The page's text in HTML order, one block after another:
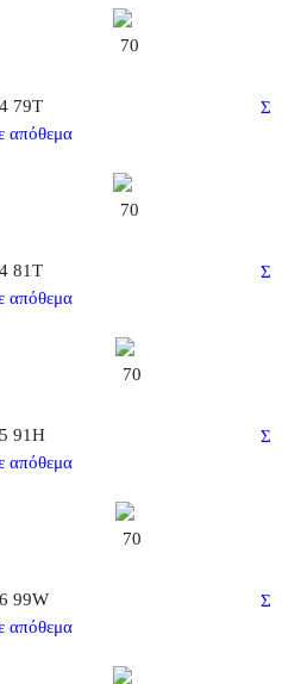
70
79T
Σ
απόθεμα
70
81T
Σ
απόθεμα
70
91H
Σ
απόθεμα
70
99W
Σ
απόθεμα